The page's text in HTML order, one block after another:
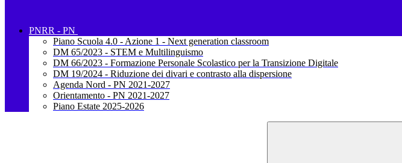
PNRR - PN
Piano Scuola 4.0 - Azione 1 - Next generation classroom
DM 65/2023 - STEM e Multilinguismo
DM 66/2023 - Formazione Personale Scolastico per la Transizione Digitale
DM 19/2024 - Riduzione dei divari e contrasto alla dispersione
Agenda Nord - PN 2021-2027
Orientamento - PN 2021-2027
Piano Estate 2025-2026